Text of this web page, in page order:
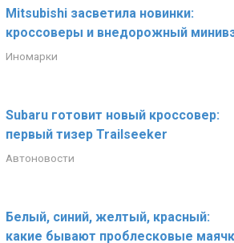
Mitsubishi засветила новинки:
кроссоверы и внедорожный
Иномарки
Subaru готовит новый кроссовер:
первый тизер Trailseeker
Автоновости
Белый, синий, желтый, красный:
какие бывают проблесковые